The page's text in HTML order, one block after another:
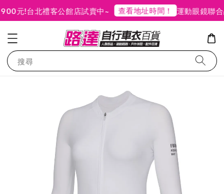
!台北禮客公館店試賣中~ 查看地址時間！ 運動眼鏡聯合品
搜尋